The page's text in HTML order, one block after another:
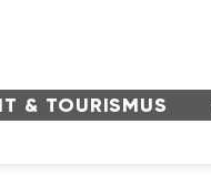
& TOURISMUS